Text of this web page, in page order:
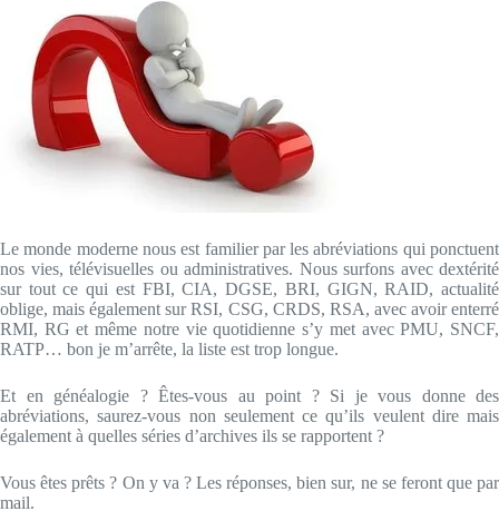
Le monde moderne nous est familier par les abréviations qui ponctuent
nos vies, télévisuelles ou administratives. Nous surfons avec dextérité
sur tout ce qui est FBI, CIA, DGSE, BRI, GIGN, RAID, actualité
oblige, mais également sur RSI, CSG, CRDS, RSA, avec avoir enterré
RMI, RG et même notre vie quotidienne s’y met avec PMU, SNCF,
RATP… bon je m’arrête, la liste est trop longue.
Et en généalogie ? Êtes-vous au point ? Si je vous donne des
abréviations, saurez-vous non seulement ce qu’ils veulent dire mais
également à quelles séries d’archives ils se rapportent ?
Vous êtes prêts ? On y va ? Les réponses, bien sur, ne se feront que par
mail.